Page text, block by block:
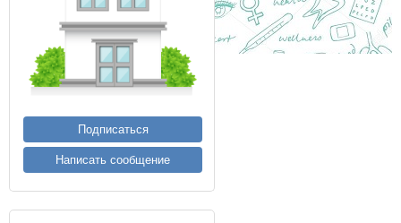
Подписаться
Написать сообщение